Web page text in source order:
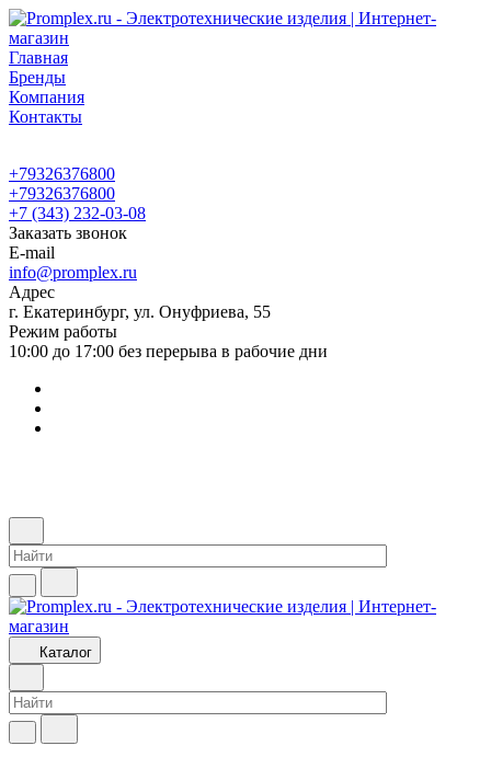
Главная
Бренды
Компания
Контакты
+79326376800
+79326376800
+7 (343) 232-03-08
Заказать звонок
E-mail
info@promplex.ru
Адрес
г. Екатеринбург, ул. Онуфриева, 55
Режим работы
10:00 до 17:00 без перерыва в рабочие дни
Каталог